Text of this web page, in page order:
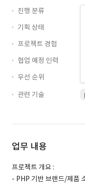
진행 분류
기획 상태
프로젝트 경험
협업 예정 인력
우선 순위
관련 기술
업무 내용
프로젝트 개요 :
- PHP 기반 브랜드/제품